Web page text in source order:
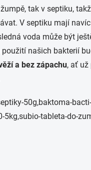
tak v septiku,
V septiku mají
voda může být
našich bakterií
a bez zápachu, ať už
50g,baktoma-
5kg,subio-tableta-do-